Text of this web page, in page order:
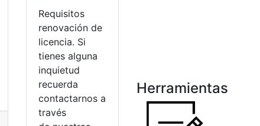
Requisitos
renovación de
licencia. Si
tienes alguna
inquietud
recuerda
contactarnos a
través
Herramientas